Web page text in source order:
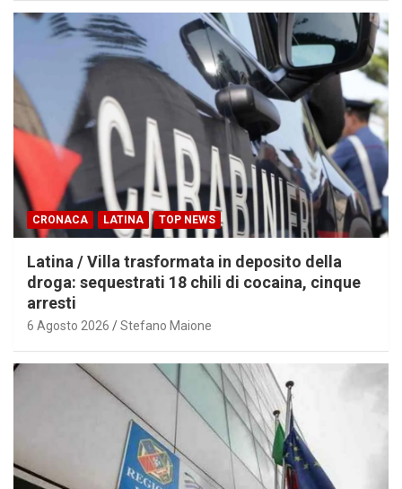
CRONACA LATINA TOP NEWS
Latina / Villa trasformata in deposito della
droga: sequestrati 18 chili di cocaina, cinque
arresti
6 Agosto 2026 Stefano Maione